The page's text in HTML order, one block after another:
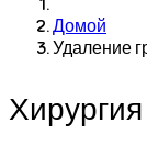
Домой
Удаление
Хирургия